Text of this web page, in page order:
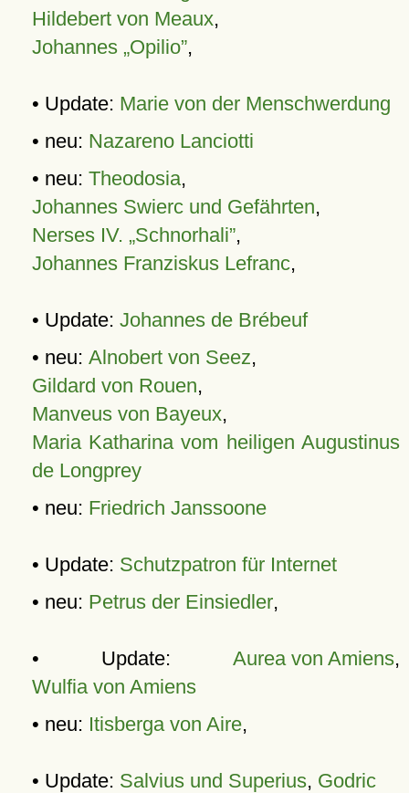
Hildebert von Meaux,
Johannes „Opilio”,
• Update: Marie von der Menschwerdung
• neu: Nazareno Lanciotti
• neu: Theodosia,
Johannes Swierc und Gefährten,
Nerses IV. „Schnorhali”,
Johannes Franziskus Lefranc,
• Update: Johannes de Brébeuf
• neu: Alnobert von Seez,
Gildard von Rouen,
Manveus von Bayeux,
Maria Katharina vom heiligen Augustinus
de Longprey
• neu: Friedrich Janssoone
• Update: Schutzpatron für Internet
• neu: Petrus der Einsiedler,
• Update: Aurea von Amiens,
Wulfia von Amiens
• neu: Itisberga von Aire,
• Update: Salvius und Superius, Godric